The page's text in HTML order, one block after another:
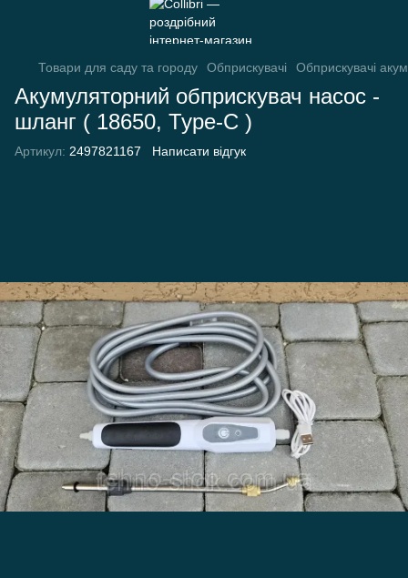
Товари для саду та городу Обприскувачі Обприскувачі
Акумуляторний обприскувач насос -
шланг ( 18650, Type-C )
Артикул: 2497821167 Написати відгук